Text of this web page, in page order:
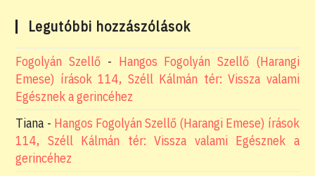
Legutóbbi hozzászólások
Fogolyán Szellő - Hangos Fogolyán Szellő (Harangi
Emese) írások 114, Széll Kálmán tér: Vissza valami
Egésznek a gerincéhez
Tiana - Hangos Fogolyán Szellő (Harangi Emese) írások
114, Széll Kálmán tér: Vissza valami Egésznek a
gerincéhez